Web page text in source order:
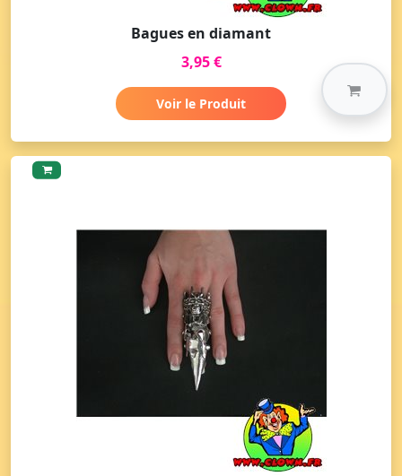
Bagues en diamant
3,95 €
Voir le Produit